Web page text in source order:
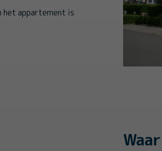
het appartement is